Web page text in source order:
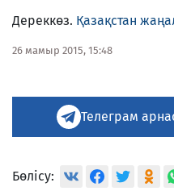
Дереккөз. Қазақстан
26 мамыр 2015, 15:48
Телеграм
Бөлісу: